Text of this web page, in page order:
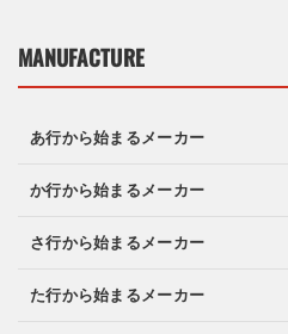
MANUFACTURE
あ行から始まるメーカー
か行から始まるメーカー
さ行から始まるメーカー
た行から始まるメーカー